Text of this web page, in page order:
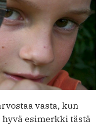
vasta, kun
esimerkki tästä